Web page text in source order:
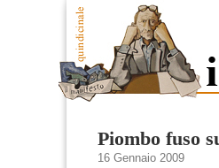
Piombo fuso
16 Gennaio 2009